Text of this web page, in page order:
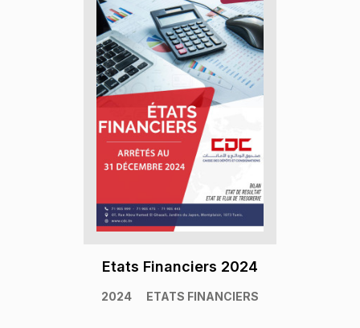
Etats Financiers 2024
2024 ETATS FINANCIERS